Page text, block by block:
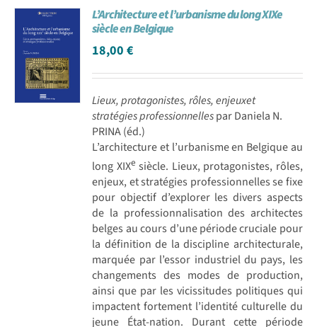
Achat en ligne
Panier WooCommerce
L’Architecture et l’urbanisme du long XIXe
siècle en Belgique
18,00€
Lieux, protagonistes, rôles, enjeuxet
stratégies professionnellespar Daniela N.
PRINA (éd.)
L’architecture et l’urbanisme en Belgique au
long XIXe siècle. Lieux, protagonistes, rôles,
enjeux, et stratégies professionnelles se fixe
pour objectif d’explorer les divers aspects
de la professionnalisation des architectes
belges au cours d’une période cruciale pour
la définition de la discipline architecturale,
marquée par l’essor industriel du pays, les
changements des modes de production,
ainsi que par les vicissitudes politiques qui
impactent fortement l’identité culturelle du
jeune État-nation. Durant cette période